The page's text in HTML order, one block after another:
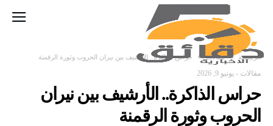
‫الرئيسية‬ مقالات حراس الذاكرة.. الأرشيف بين نيران الحروب وثورة الرقمنة
مقالات - يونيو 9, 2026
حراس الذاكرة.. الأرشيف بين نيران
الحروب وثورة الرقمنة